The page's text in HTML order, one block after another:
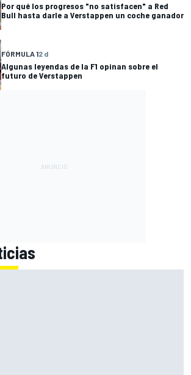
Por qué los progresos "no satisfacen" a Red
Bull hasta darle a Verstappen un coche ganador
FÓRMULA 12 d
Algunas leyendas de la F1 opinan sobre el
futuro de Verstappen